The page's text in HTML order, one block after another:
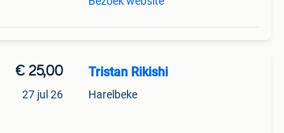
€ 25,00
27 jul 26
Tristan Rikishi
Harelbeke